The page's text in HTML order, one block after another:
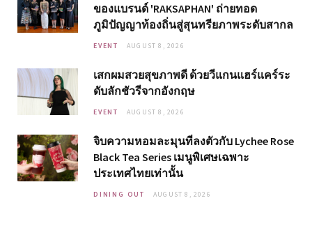
ของแบรนด์ 'RAKSAPHAN' ถ่ายทอด
ภูมิปัญญาท้องถิ่นสู่สุนทรียภาพระดับสากล
EVENT AUGUST 8, 2026
เสกผมสวยสุขภาพดี ด้วยวีแกนแฮร์แคร์ระ
ดับลักชัวรีจากอังกฤษ
EVENT AUGUST 8, 2026
จิบความหอมละมุนที่ลงตัวกับ Lychee Rose
Black Tea Series เมนูพิเศษเฉพาะ
ประเทศไทยเท่านั้น
DINING OUT AUGUST 8, 2026